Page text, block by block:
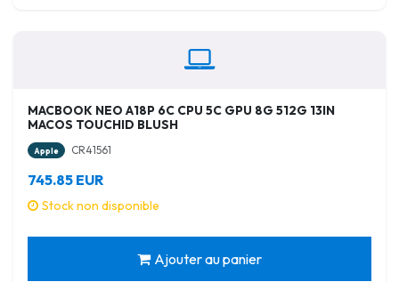
MACBOOK NEO A18P 6C CPU 5C GPU 8G 512G 13IN
MACOS TOUCHID BLUSH
Apple CR41561
745.85 EUR
Stock non disponible
Ajouter au panier